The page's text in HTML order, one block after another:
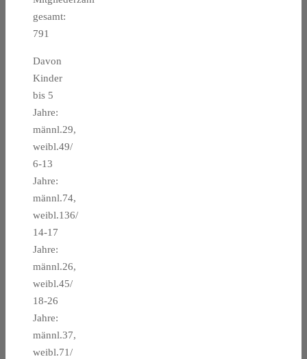
gesamt:
791
Davon
Kinder
bis 5
Jahre:
männl.29,
weibl.49/
6-13
Jahre:
männl.74,
weibl.136/
14-17
Jahre:
männl.26,
weibl.45/
18-26
Jahre:
männl.37,
weibl.71/